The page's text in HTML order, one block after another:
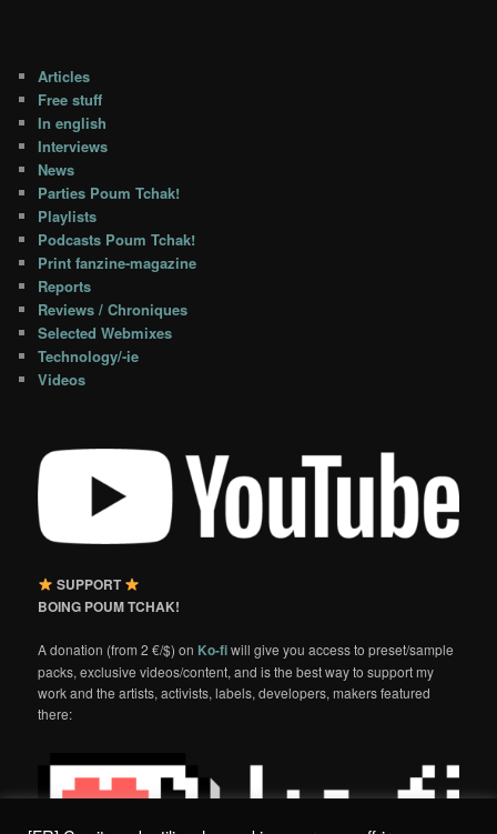
Articles
Free stuff
In english
Interviews
News
Parties Poum Tchak!
Playlists
Podcasts Poum Tchak!
Print fanzine-magazine
Reports
Reviews / Chroniques
Selected Webmixes
Technology/-ie
Videos
SUPPORT
BOING POUM TCHAK!
A donation (from 2 €/$) on Ko-fiwill give you access to preset/sample
packs, exclusive videos/content, and is the best way to support my
work and the artists, activists, labels, developers, makers featured
there: